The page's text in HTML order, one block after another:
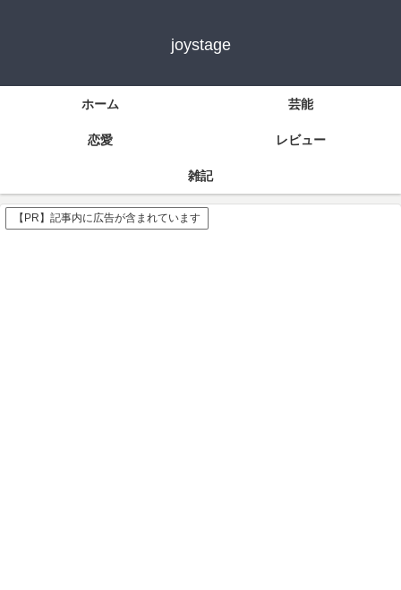
joystage
ホーム 芸能
恋愛 レビュー
雑記
【PR】記事内に広告が含まれています